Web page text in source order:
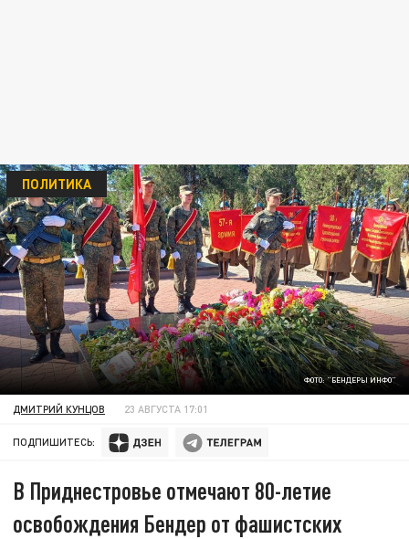
ФОТО: "БЕНДЕРЫ ИНФО"
ПОЛИТИКА
ДМИТРИЙ КУНЦОВ 23 АВГУСТА 17:01
ПОДПИШИТЕСЬ:
В Приднестровье отмечают 80-летие
освобождения Бендер от фашистских